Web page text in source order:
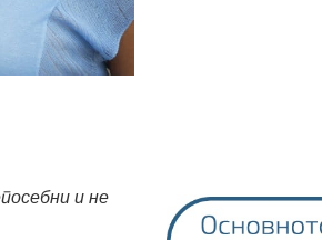
и не